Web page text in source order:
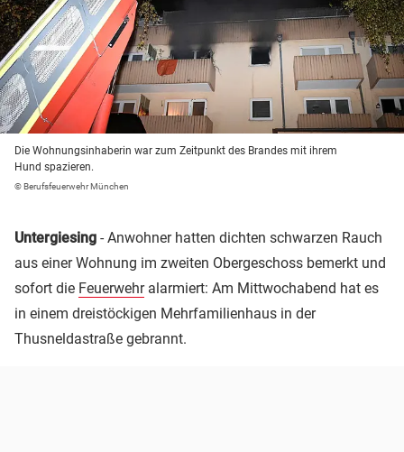
Die Wohnungsinhaberin war zum Zeitpunkt des Brandes mit ihrem
Hund spazieren.
© Berufsfeuerwehr München
Untergiesing - Anwohner hatten dichten schwarzen Rauch
aus einer Wohnung im zweiten Obergeschoss bemerkt und
sofort die Feuerwehralarmiert: Am Mittwochabend hat es
in einem dreistöckigen Mehrfamilienhaus in der
Thusneldastraße gebrannt.